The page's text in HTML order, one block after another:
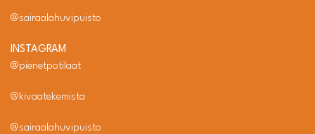
@sairaalahuvipuisto
INSTAGRAM
@pienetpotilaat
@kivaatekemista
@sairaalahuvipuisto